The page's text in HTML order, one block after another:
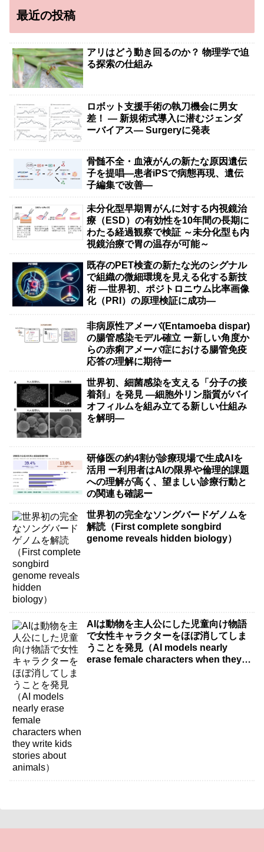
最近の投稿
アリはどう動き回るのか？ 物理学で迫
る探索の仕組み
ロボット支援手術の執刀機会に男女
差！ — 新規術式導入に潜むジェンダ
ーバイアス— Surgeryに発表
骨髄不全・血液がんの新たな原因遺伝
子を提唱―患者iPSで病態再現、遺伝
子編集で改善―
未分化型早期胃がんに対する内視鏡治
療（ESD）の有効性を10年間の長期に
わたる経過観察で検証 ～未分化型も内
視鏡治療で胃の温存が可能～
既存のPET検査の新たな光のシグナル
で組織の微細環境を見える化する新技
術 ―世界初、ポジトロニウム比率画像
化（PRI）の原理検証に成功―
非病原性アメーバ(Entamoeba dispar)
の腸管感染モデル確立 ー新しい角度か
らの赤痢アメーバ症における腸管免疫
応答の理解に期待ー
世界初、細菌感染を支える「分子の接
着剤」を発見 ―細胞外リン脂質がバイ
オフィルムを組み立てる新しい仕組み
を解明―
研修医の約4割が診療現場で生成AIを
活用 ー利用者はAIの限界や倫理的課題
への理解が高く、望ましい診療行動と
の関連も確認ー
世界初の完全なソングバードゲノムを
解読（First complete songbird
genome reveals hidden biology）
AIは動物を主人公にした児童向け物語
で女性キャラクターをほぼ消してしま
うことを発見（AI models nearly
erase female characters when they